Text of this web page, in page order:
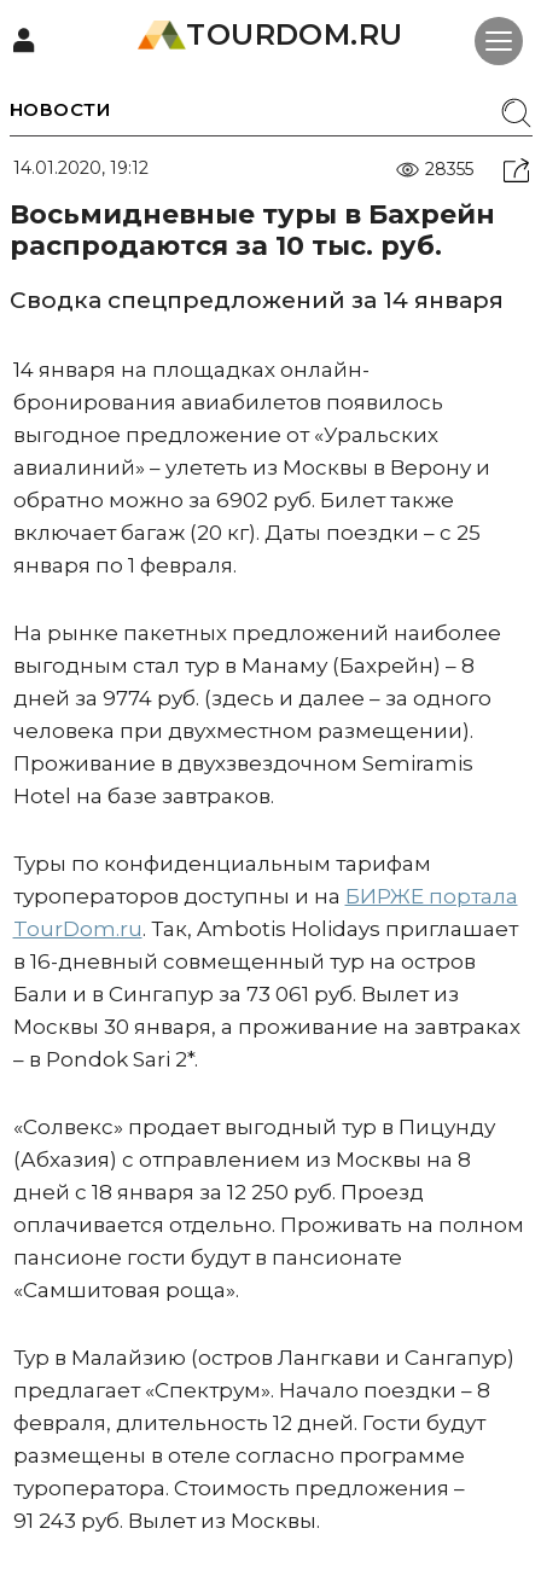
TOURDOM.RU
НОВОСТИ
14.01.2020, 19:12 28355
Восьмидневные туры в Бахрейн
распродаются за 10 тыс. руб.
Сводка спецпредложений за 14 января
14 января на площадках онлайн-
бронирования авиабилетов появилось
выгодное предложение от «Уральских
авиалиний» – улететь из Москвы в Верону и
обратно можно за 6902 руб. Билет также
включает багаж (20 кг). Даты поездки – с 25
января по 1 февраля.
На рынке пакетных предложений наиболее
выгодным стал тур в Манаму (Бахрейн) – 8
дней за 9774 руб. (здесь и далее – за одного
человека при двухместном размещении).
Проживание в двухзвездочном Semiramis
Hotel на базе завтраков.
Туры по конфиденциальным тарифам
туроператоров доступны и на БИРЖЕ портала
TourDom.ru. Так, Ambotis Holidays приглашает
в 16-дневный совмещенный тур на остров
Бали и в Сингапур за 73 061 руб. Вылет из
Москвы 30 января, а проживание на завтраках
– в Pondok Sari 2*.
«Солвекс» продает выгодный тур в Пицунду
(Абхазия) с отправлением из Москвы на 8
дней с 18 января за 12 250 руб. Проезд
оплачивается отдельно. Проживать на полном
пансионе гости будут в пансионате
«Самшитовая роща».
Тур в Малайзию (остров Лангкави и Сангапур)
предлагает «Спектрум». Начало поездки – 8
февраля, длительность 12 дней. Гости будут
размещены в отеле согласно программе
туроператора. Стоимость предложения –
91 243 руб. Вылет из Москвы.